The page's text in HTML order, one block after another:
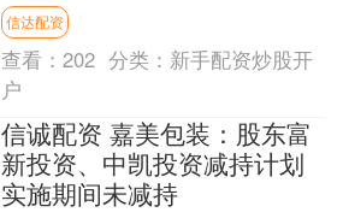
理区间，大促期间会通过满减、加赠等
方式平衡销量与价盘，....
信达配资
查看：202 分类： 新手配资炒股开
户
信诚配资 嘉美包装：股东富
新投资、中凯投资减持计划
实施期间未减持